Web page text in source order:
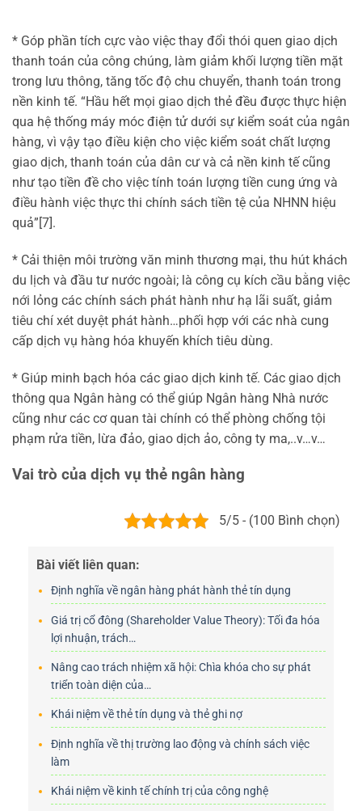
* Góp phần tích cực vào việc thay đổi thói quen giao dịch
thanh toán của công chúng, làm giảm khối lượng tiền mặt
trong lưu thông, tăng tốc độ chu chuyển, thanh toán trong
nền kinh tế. “Hầu hết mọi giao dịch thẻ đều được thực hiện
qua hệ thống máy móc điện tử dưới sự kiểm soát của ngân
hàng, vì vậy tạo điều kiện cho việc kiểm soát chất lượng
giao dịch, thanh toán của dân cư và cả nền kinh tế cũng
như tạo tiền đề cho việc tính toán lượng tiền cung ứng và
điều hành việc thực thi chính sách tiền tệ của NHNN hiệu
quả”[7].
* Cải thiện môi trường văn minh thương mại, thu hút khách
du lịch và đầu tư nước ngoài; là công cụ kích cầu bằng việc
nới lỏng các chính sách phát hành như hạ lãi suất, giảm
tiêu chí xét duyệt phát hành…phối hợp với các nhà cung
cấp dịch vụ hàng hóa khuyến khích tiêu dùng.
* Giúp minh bạch hóa các giao dịch kinh tế. Các giao dịch
thông qua Ngân hàng có thể giúp Ngân hàng Nhà nước
cũng như các cơ quan tài chính có thể phòng chống tội
phạm rửa tiền, lừa đảo, giao dịch ảo, công ty ma,..v…v…
Vai trò của dịch vụ thẻ ngân hàng
5/5 - (100 Bình chọn)
Bài viết liên quan:
Định nghĩa về ngân hàng phát hành thẻ tín dụng
Giá trị cổ đông (Shareholder Value Theory): Tối đa hóa
lợi nhuận, trách…
Nâng cao trách nhiệm xã hội: Chìa khóa cho sự phát
triển toàn diện của…
Khái niệm về thẻ tín dụng và thẻ ghi nợ
Định nghĩa về thị trường lao động và chính sách việc
làm
Khái niệm về kinh tế chính trị của công nghệ